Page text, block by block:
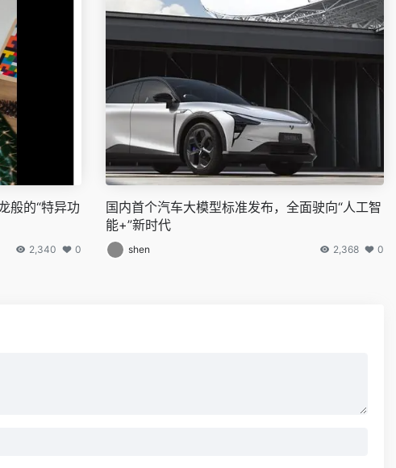
般的“特异功
2,340 0
国内首个汽车大模型标准发布，全面驶向“人工智
能+”新时代
shen 2,368 0